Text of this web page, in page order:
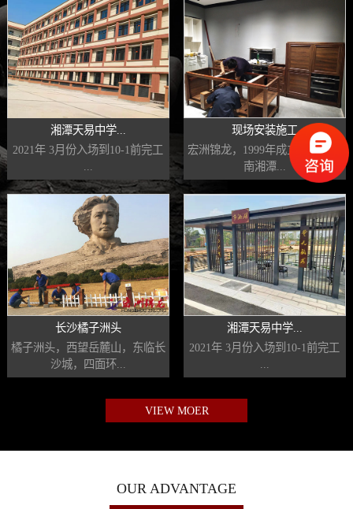
湘潭天易中学...
2021年 3月份入场到10-1前完工
现场安装施工
宏洲锦龙，1999年成立，20年湖
南湘潭...
长沙橘子洲头
橘子洲头，西望岳麓山，东临长
沙城，四面环...
湘潭天易中学...
2021年 3月份入场到10-1前完工
VIEW MOER
OUR ADVANTAGE